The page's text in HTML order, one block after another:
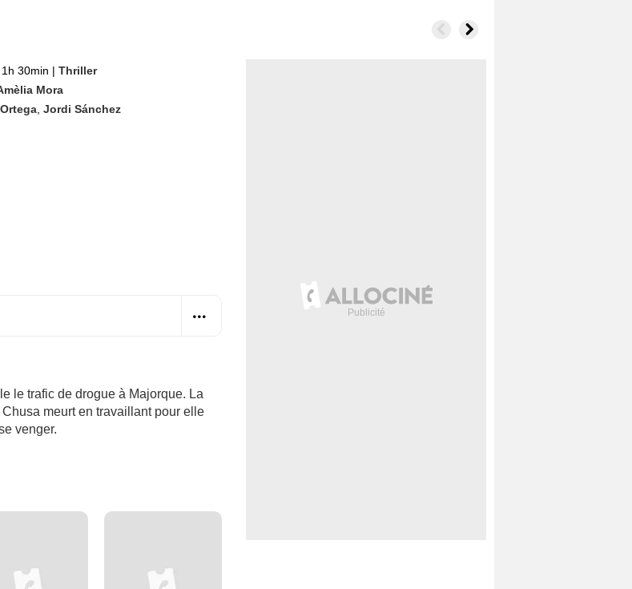
1h 30min | Thriller
Mora
Jordi Sánchez
le trafic de drogue à Majorque. La
meurt en travaillant pour elle
venger.